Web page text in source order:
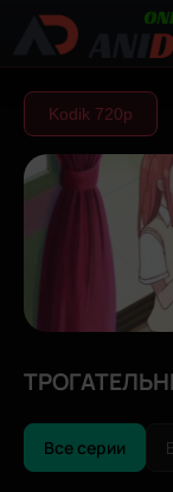
Kodik 720р
Все серии